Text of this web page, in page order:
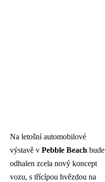
Na letošní automobilové
výstavě v Pebble Beach bude
odhalen zcela nový koncept
vozu, s třícípou hvězdou na